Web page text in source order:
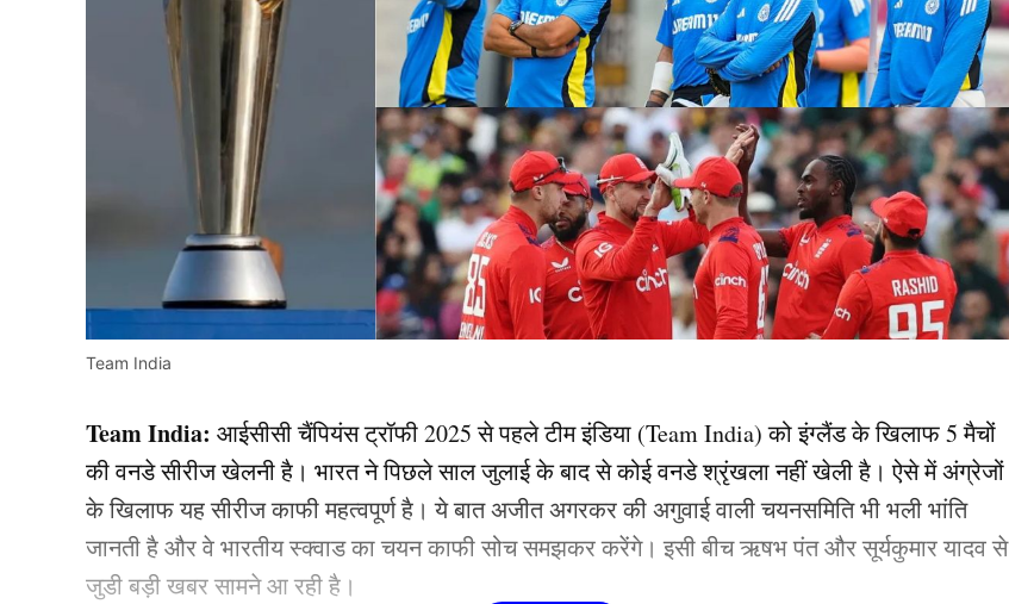
Team India
Team India: आईसीसी चैंपियंस ट्रॉफी 2025 से पहले टीम इंडिया (Team India) को इंग्लैंड के खिलाफ 5 मैचों
की वनडे सीरीज खेलनी है। भारत ने पिछले साल जुलाई के बाद से कोई वनडे श्रृंखला नहीं खेली है। ऐसे में अंग्रेजों
के खिलाफ यह सीरीज काफी महत्वपूर्ण है। ये बात अजीत अगरकर की अगुवाई वाली चयनसमिति भी भली भांति
जानती है और वे भारतीय स्क्वाड का चयन काफी सोच समझकर करेंगे। इसी बीच ऋषभ पंत और सूर्यकुमार यादव से
जुडी बड़ी खबर सामने आ रही है।